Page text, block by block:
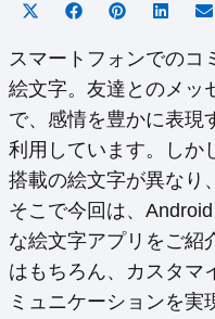
Share
X
(Twitter)
Share
Facebook
Share
Pinterest
Share
スマートフォンでのコ
絵文字。友達とのメッ
で、感情を豊かに表現
利用しています。しか
搭載の絵文字が異なり
そこで今回は、
な絵文字アプリをご紹
はもちろん、カスタマ
ミュニケーションを実